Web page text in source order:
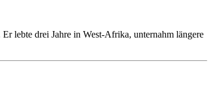
lebte drei Jahre in West-Afrika, unternahm längere